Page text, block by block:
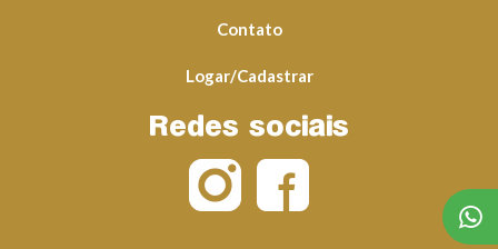
Contato
Logar/Cadastrar
Redes sociais